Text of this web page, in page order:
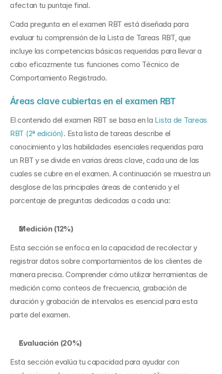
afectan tu puntaje final.
Cada pregunta en el examen RBT está diseñada para
evaluar tu comprensión de la Lista de Tareas RBT, que
incluye las competencias básicas requeridas para llevar a
cabo eficazmente tus funciones como Técnico de
Comportamiento Registrado.
Áreas clave cubiertas en el examen RBT
El contenido del examen RBT se basa en la Lista de Tareas
RBT (2ª edición). Esta lista de tareas describe el
conocimiento y las habilidades esenciales requeridas para
un RBT y se divide en varias áreas clave, cada una de las
cuales se cubre en el examen. A continuación se muestra un
desglose de las principales áreas de contenido y el
porcentaje de preguntas dedicadas a cada una:
Medición (12%)
Esta sección se enfoca en la capacidad de recolectar y
registrar datos sobre comportamientos de los clientes de
manera precisa. Comprender cómo utilizar herramientas de
medición como conteos de frecuencia, grabación de
duración y grabación de intervalos es esencial para esta
parte del examen.
Evaluación (20%)
Esta sección evalúa tu capacidad para ayudar con